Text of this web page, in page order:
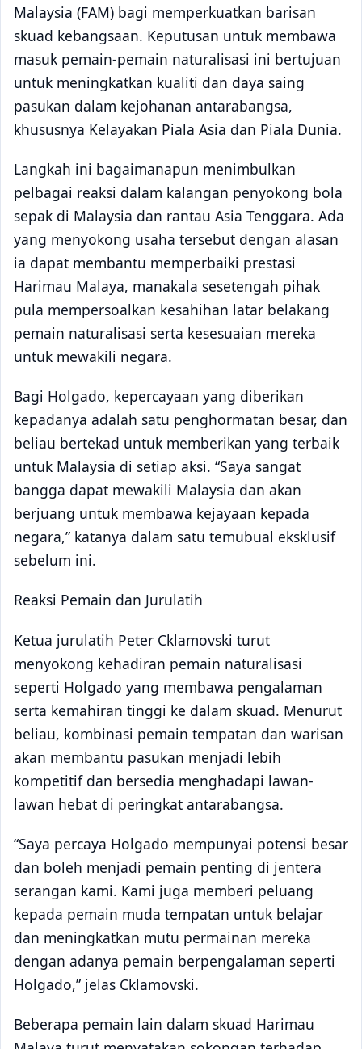
Malaysia (FAM) bagi memperkuatkan barisan
skuad kebangsaan. Keputusan untuk membawa
masuk pemain-pemain naturalisasi ini bertujuan
untuk meningkatkan kualiti dan daya saing
pasukan dalam kejohanan antarabangsa,
khususnya Kelayakan Piala Asia dan Piala Dunia.
Langkah ini bagaimanapun menimbulkan
pelbagai reaksi dalam kalangan penyokong bola
sepak di Malaysia dan rantau Asia Tenggara. Ada
yang menyokong usaha tersebut dengan alasan
ia dapat membantu memperbaiki prestasi
Harimau Malaya, manakala sesetengah pihak
pula mempersoalkan kesahihan latar belakang
pemain naturalisasi serta kesesuaian mereka
untuk mewakili negara.
Bagi Holgado, kepercayaan yang diberikan
kepadanya adalah satu penghormatan besar, dan
beliau bertekad untuk memberikan yang terbaik
untuk Malaysia di setiap aksi. “Saya sangat
bangga dapat mewakili Malaysia dan akan
berjuang untuk membawa kejayaan kepada
negara,” katanya dalam satu temubual eksklusif
sebelum ini.
Reaksi Pemain dan Jurulatih
Ketua jurulatih Peter Cklamovski turut
menyokong kehadiran pemain naturalisasi
seperti Holgado yang membawa pengalaman
serta kemahiran tinggi ke dalam skuad. Menurut
beliau, kombinasi pemain tempatan dan warisan
akan membantu pasukan menjadi lebih
kompetitif dan bersedia menghadapi lawan-
lawan hebat di peringkat antarabangsa.
“Saya percaya Holgado mempunyai potensi besar
dan boleh menjadi pemain penting di jentera
serangan kami. Kami juga memberi peluang
kepada pemain muda tempatan untuk belajar
dan meningkatkan mutu permainan mereka
dengan adanya pemain berpengalaman seperti
Holgado,” jelas Cklamovski.
Beberapa pemain lain dalam skuad Harimau